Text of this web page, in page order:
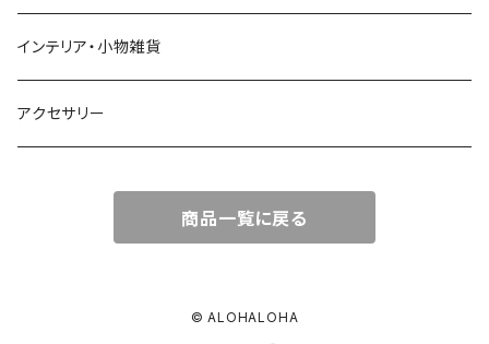
ワンピース
オールインワン
かごバッグ
ポーチ・クラッチ
インテリア・小物雑貨
アクセサリー
商品一覧に戻る
© ALOHALOHA